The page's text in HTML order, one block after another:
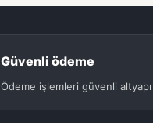
Güvenli ödeme
Ödeme işlemleri güvenli